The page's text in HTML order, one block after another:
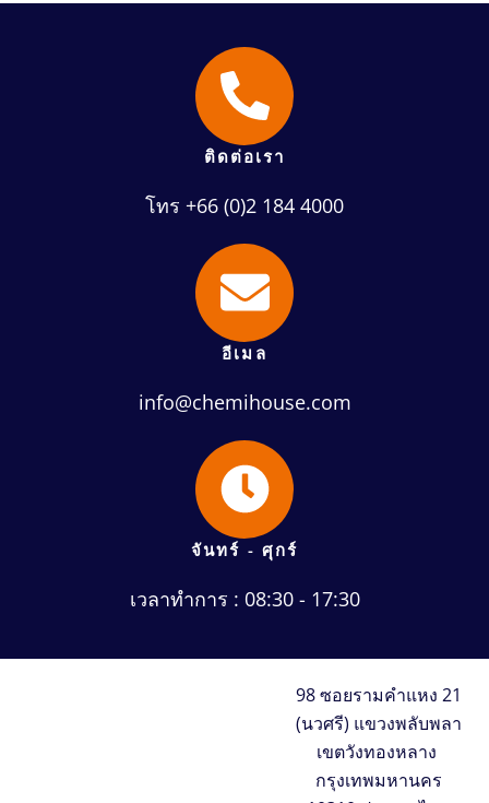
ติดต่อเรา
โทร +66 (0)2 184 4000
อีเมล
info@chemihouse.com
จันทร์ - ศุกร์
เวลาทำการ : 08:30 - 17:30
98 ซอยรามคำแหง 21
(นวศรี) แขวงพลับพลา
เขตวังทองหลาง
กรุงเทพมหานคร